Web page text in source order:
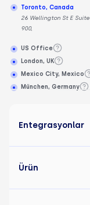
Toronto, Canada
26 Wellington St E Suite
900,
US Office
London, UK
Mexico City, Mexico
München, Germany
Entegrasyonlar
Ürün